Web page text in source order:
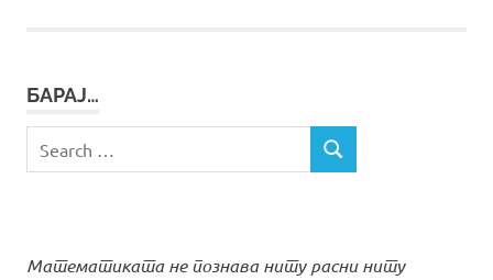
БАРАЈ…
for:
SEARCH
Математиката не познава ниту расни ниту